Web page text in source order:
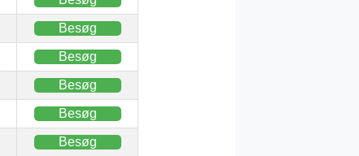
Besøg
Besøg
Besøg
Besøg
Besøg